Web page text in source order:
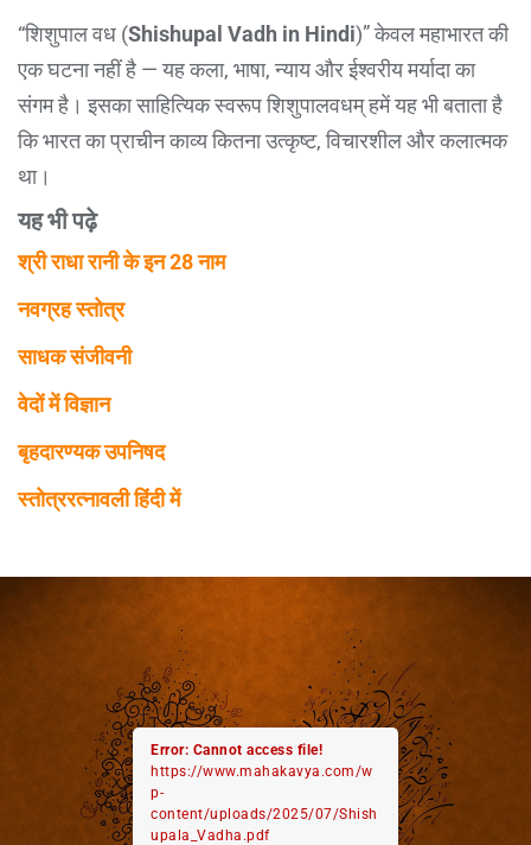
“शिशुपाल वध (Shishupal Vadh in Hindi)” केवल महाभारत की
एक घटना नहीं है — यह कला, भाषा, न्याय और ईश्वरीय मर्यादा का
संगम है। इसका साहित्यिक स्वरूप शिशुपालवधम् हमें यह भी बताता है
कि भारत का प्राचीन काव्य कितना उत्कृष्ट, विचारशील और कलात्मक
था।
यह भी पढ़े
श्री राधा रानी के इन 28 नाम
नवग्रह स्तोत्र
साधक संजीवनी
वेदों में विज्ञान
बृहदारण्यक उपनिषद
स्तोत्ररत्नावली हिंदी में
Error: Cannot access file!
https://www.mahakavya.com/w
p-
content/uploads/2025/07/Shish
upala_Vadha.pdf